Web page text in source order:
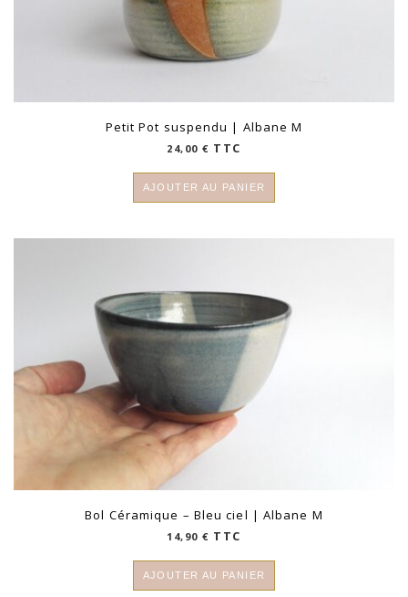
Petit Pot suspendu | Albane M
24,00€ TTC
AJOUTER AU PANIER
Bol Céramique – Bleu ciel | Albane M
14,90€ TTC
AJOUTER AU PANIER